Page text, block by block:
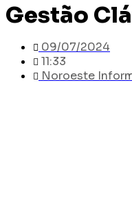
Gestão
09/07/2024
11:33
Noroeste